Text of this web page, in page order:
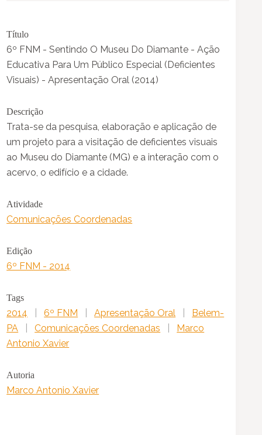
Título
6º FNM - Sentindo O Museu Do Diamante - Ação
Educativa Para Um Público Especial (Deficientes
Visuais) - Apresentação Oral (2014)
Descrição
Trata-se da pesquisa, elaboração e aplicação de
um projeto para a visitação de deficientes visuais
ao Museu do Diamante (MG) e a interação com o
acervo, o edifício e a cidade.
Atividade
Comunicações Coordenadas
Edição
6º FNM - 2014
Tags
2014 6º FNM Apresentação Oral
Belem-
PA
Comunicações Coordenadas
Marco
Antonio Xavier
Autoria
Marco Antonio Xavier